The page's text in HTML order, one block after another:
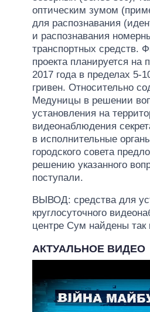
оптическим зумом
для распознавания
и распознавания
транспортных средств.
проекта планируется на
2017 года в пределах 5-
гривен. Относительно
Медуницы в решении
установления на
видеонаблюдения
в исполнительные
городского совета
решению указанного
поступали.
ВЫВОД: средства для
круглосуточного
центре Сум найдены
АКТУАЛЬНОЕ ВИДЕО